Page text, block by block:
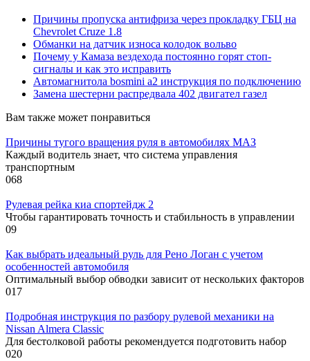
Причины пропуска антифриза через прокладку ГБЦ на
Chevrolet Cruze 1.8
Обманки на датчик износа колодок вольво
Почему у Камаза вездехода постоянно горят стоп-
сигналы и как это исправить
Автомагнитола bosmini а2 инструкция по подключению
Замена шестерни распредвала 402 двигател газел
Вам также может понравиться
Причины тугого вращения руля в автомобилях МАЗ
Каждый водитель знает, что система управления
транспортным
068
Рулевая рейка киа спортейдж 2
Чтобы гарантировать точность и стабильность в управлении
09
Как выбрать идеальный руль для Рено Логан с учетом
особенностей автомобиля
Оптимальный выбор обводки зависит от нескольких факторов
017
Подробная инструкция по разбору рулевой механики на
Nissan Almera Classic
Для бестолковой работы рекомендуется подготовить набор
020